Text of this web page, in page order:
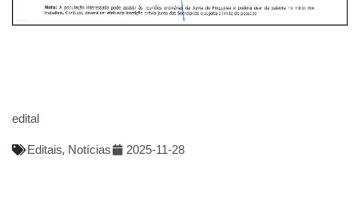
edital
Editais, Notícias 2025-11-28